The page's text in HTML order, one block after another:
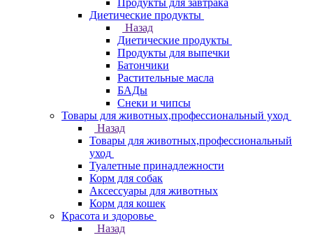
Продукты для завтрака
Диетические продукты
Назад
Диетические продукты
Продукты для выпечки
Батончики
Растительные масла
БАДы
Снеки и чипсы
Товары для животных,профессиональный уход
Назад
Товары для животных,профессиональный
уход
Туалетные принадлежности
Корм для собак
Аксессуары для животных
Корм для кошек
Красота и здоровье
Назад